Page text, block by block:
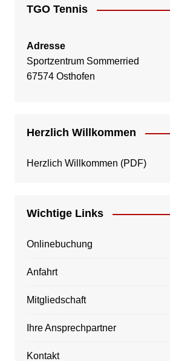
TGO Tennis
Adresse
Sportzentrum Sommerried
67574 Osthofen
Herzlich Willkommen
Herzlich Willkommen (PDF)
Wichtige Links
Onlinebuchung
Anfahrt
Mitgliedschaft
Ihre Ansprechpartner
Kontakt